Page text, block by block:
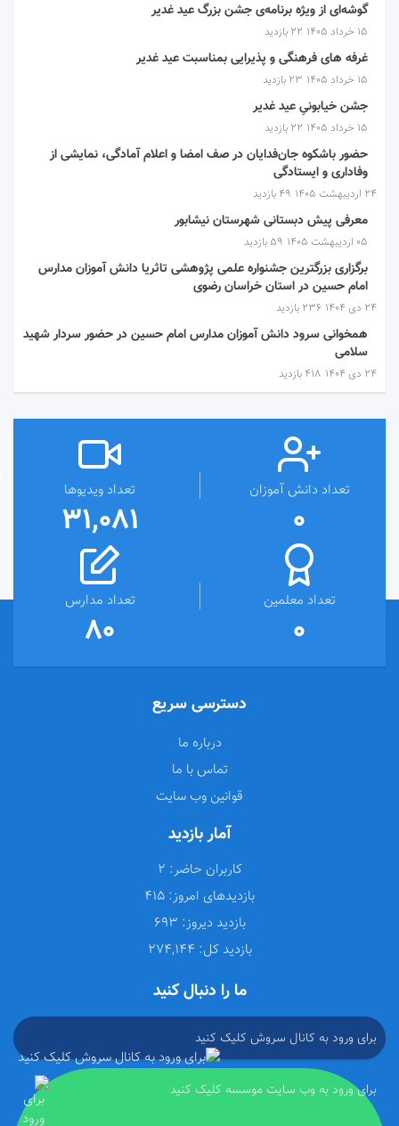
گوشه‌ای از ویژه برنامه‌ی جشن بزرگ عید غدیر
۱۵ خرداد ۱۴۰۵ 22 بازدید
غرفه های فرهنگی و پذیرایی بمناسبت عید غدیر
۱۵ خرداد ۱۴۰۵ 23 بازدید
جشن خیابونیِ عید غدیر
۱۵ خرداد ۱۴۰۵ 22 بازدید
حضور باشکوه جان‌فدایان در صف امضا و اعلام آمادگی، نمایشی از
وفاداری و ایستادگی
۲۴ اردیبهشت ۱۴۰۵ 49 بازدید
معرفی پیش دبستانی شهرستان نیشابور
۰۵ اردیبهشت ۱۴۰۵ 59 بازدید
برگزاری بزرگترین جشنواره علمی پژوهشی تاثریا دانش آموزان مدارس
امام حسین در استان خراسان رضوی
۲۴ دی ۱۴۰۴ 236 بازدید
همخوانی سرود دانش آموزان مدارس امام حسین در حضور سردار شهید
سلامی
۲۴ دی ۱۴۰۴ 418 بازدید
تعداد دانش آموزان
0
تعداد ویدیوها
31,081
تعداد معلمین
0
تعداد مدارس
80
دسترسی سریع
درباره ما
تماس با ما
قوانین وب سایت
آمار بازدید
کاربران حاضر:
بازدیدهای امروز:
بازدید دیروز:
بازدید کل:
ما را دنبال کنید
برای ورود به کانال سروش کلیک کنید
برای ورود به وب سایت موسسه کلیک کنید